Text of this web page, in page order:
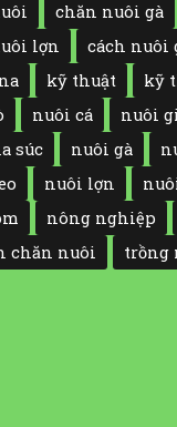
chăn nuôi gà
lợn
cách nuôi
kỹ thuật
kỹ
nuôi cá
nuôi
súc
nuôi gà
nuôi lợn
nông nghiệp
chăn nuôi
trồng